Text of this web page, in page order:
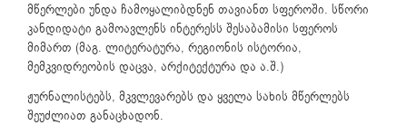
მწერლები უნდა ჩამოყალიბდნენ თავიანთ სფეროში. სწორი
კანდიდატი გამოავლენს ინტერესს შესაბამისი სფეროს
მიმართ (მაგ. ლიტერატურა, რეგიონის ისტორია,
მემკვიდრეობის დაცვა, არქიტექტურა და ა.შ.)
ჟურნალისტებს, მკვლევარებს და ყველა სახის მწერლებს
შეუძლიათ განაცხადონ.